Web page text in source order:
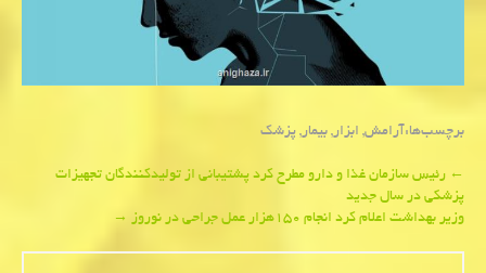
برچسب‌ها:آرامش ,ابزار, بیمار, پزشك
Post
navigation
←رئیس سازمان غذا و دارو مطرح كرد پشتیبانی از تولیدکنندگان تجهیزات
پزشکی در سال جدید
وزیر بهداشت اعلام كرد انجام ۱۵۰هزار عمل جراحی در نوروز
→